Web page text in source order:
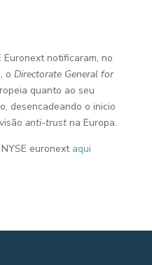
notificaram, no
o Directorate General for
quanto ao seu
desencadeando o inicio
anti-trustna Europa.
euronext aqui